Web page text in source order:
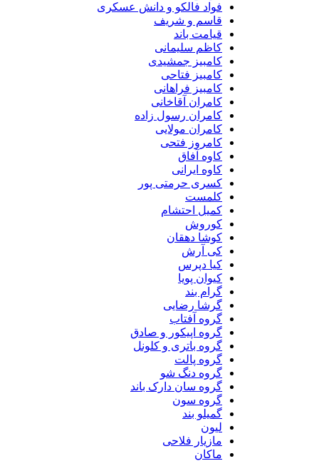
فواد فالکو و دانش عسکری
قاسم و شریف
قیامت باند
کاظم سلیمانی
کامبیز جمشیدی
کامبیز فتاحی
کامبیز فراهانی
کامران آقاخانی
کامران رسول زاده
کامران مولایی
کامروز فتحی
کاوه آفاق
کاوه ایرانی
کسری حرمتی پور
کلمست
کمیل احتشام
کوروش
کوشا دهقان
کی آرش
کیا دپرس
کیوان پویا
گرام بند
گرشا رضایی
گروه آفتاب
گروه اپیکور و صادق
گروه باتری و کلونل
گروه پالت
گروه دنگ شو
گروه سان دارک باند
گروه سون
گمیلو بند
مازیار فلاحی